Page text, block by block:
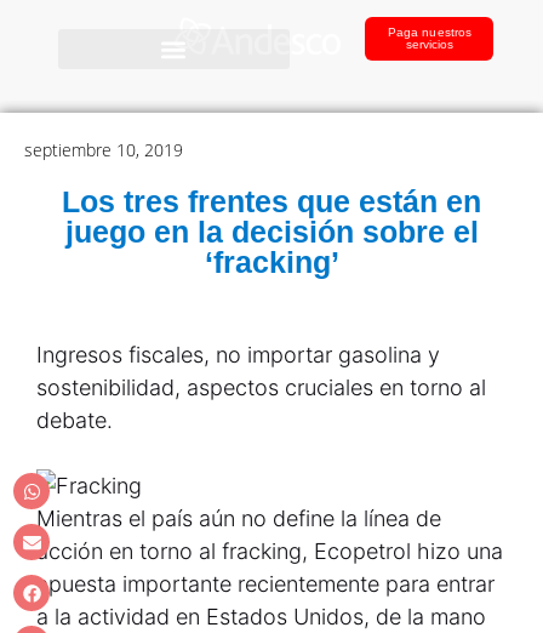
Paga nuestros
servicios
septiembre 10, 2019
Los tres frentes que están en
juego en la decisión sobre el
‘fracking’
Ingresos fiscales, no importar gasolina y
sostenibilidad, aspectos cruciales en torno al
debate.
Mientras el país aún no define la línea de
acción en torno al fracking, Ecopetrol hizo una
apuesta importante recientemente para entrar
a la actividad en Estados Unidos, de la mano